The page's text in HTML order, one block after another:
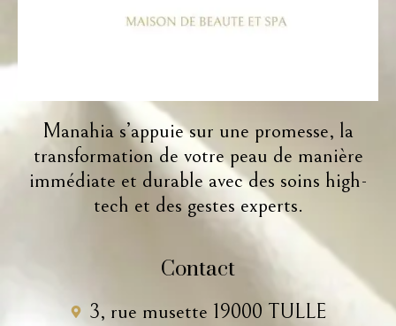
Manahia s’appuie sur une promesse, la
transformation de votre peau de manière
immédiate et durable avec des soins high-
tech et des gestes experts.
Contact
3, rue musette 19000 TULLE